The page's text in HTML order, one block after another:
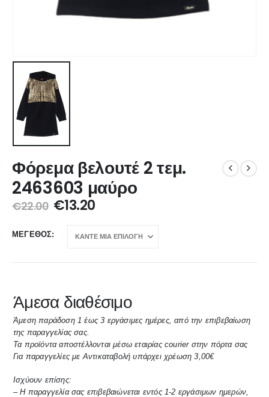
Φόρεμα βελουτέ 2 τεμ.
2463603 μαύρο
€22.00 €13.20
ΜΈΓΕΘΟΣ
Άμεσα διαθέσιμο
Άμεση παράδοση 1 έως 3 εργάσιμες ημέρες, από την επιβεβαίωση
της παραγγελίας σας.
Τα προϊόντα αποστέλλονται μέσω εταιρίας courier στην πόρτα σας
Για παραγγελίες με Αντικαταβολή υπάρχει χρέωση 3,00€
Ισχύουν επίσης:
– Η παραγγελία σας επιβεβαιώνεται εντός 1-2 εργάσιμων ημερών,